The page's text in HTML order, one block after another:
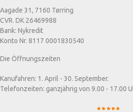
Aagade 31, 7160 Tørring
CVR. DK 26469988
Bank: Nykredit
Konto Nr. 8117 0001830540
Die Öffnungszeiten
Kanufahren: 1. April - 30. September.
Telefonzeiten: ganzjährig von 9.00 - 17.00